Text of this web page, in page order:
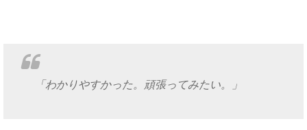
「わかりやすかった。頑張ってみたい。」